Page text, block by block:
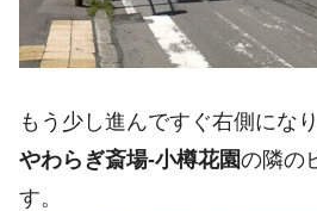
もう少し進んですぐ右側になり
やわらぎ斎場-小樽花園の隣の
す。